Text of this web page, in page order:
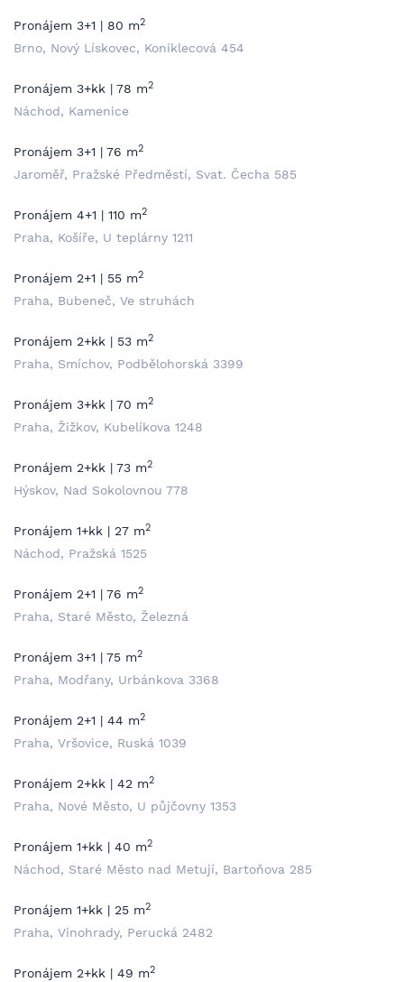
Pronájem 3+1 | 80 m2
Brno, Nový Lískovec, Koniklecová 454
Pronájem 3+kk | 78 m2
Náchod, Kamenice
Pronájem 3+1 | 76 m2
Jaroměř, Pražské Předměstí, Svat. Čecha 585
Pronájem 4+1 | 110 m2
Praha, Košíře, U teplárny 1211
Pronájem 2+1 | 55 m2
Praha, Bubeneč, Ve struhách
Pronájem 2+kk | 53 m2
Praha, Smíchov, Podbělohorská 3399
Pronájem 3+kk | 70 m2
Praha, Žižkov, Kubelíkova 1248
Pronájem 2+kk | 73 m2
Hýskov, Nad Sokolovnou 778
Pronájem 1+kk | 27 m2
Náchod, Pražská 1525
Pronájem 2+1 | 76 m2
Praha, Staré Město, Železná
Pronájem 3+1 | 75 m2
Praha, Modřany, Urbánkova 3368
Pronájem 2+1 | 44 m2
Praha, Vršovice, Ruská 1039
Pronájem 2+kk | 42 m2
Praha, Nové Město, U půjčovny 1353
Pronájem 1+kk | 40 m2
Náchod, Staré Město nad Metují, Bartoňova 285
Pronájem 1+kk | 25 m2
Praha, Vinohrady, Perucká 2482
Pronájem 2+kk | 49 m2